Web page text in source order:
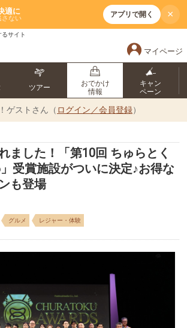
適に
さない アプリで開く ×
サイト
マイページ
ツアー
おでかけ
情報
キャン
ペーン
ゲストさん（ ログイン／会員登録）
ました！「第10回 ちゅらとく
受賞施設がついに決定♪お得な
も登場
グルメ レジャー・体験